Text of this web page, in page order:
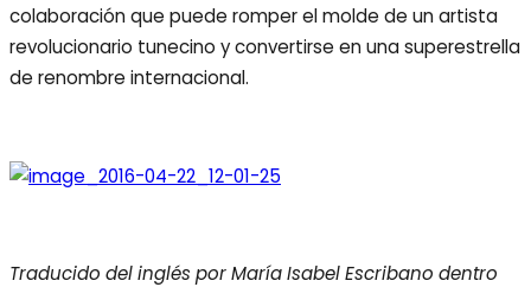
colaboración que puede romper el molde de un artista
revolucionario tunecino y convertirse en una superestrella
de renombre internacional.
Traducido del inglés por María Isabel Escribano dentro